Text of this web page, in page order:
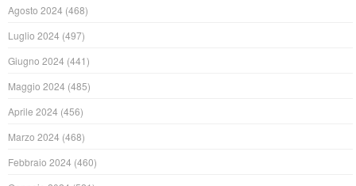
Agosto 2024 (468)
Luglio 2024 (497)
Giugno 2024 (441)
Maggio 2024 (485)
Aprile 2024 (456)
Marzo 2024 (468)
Febbraio 2024 (460)